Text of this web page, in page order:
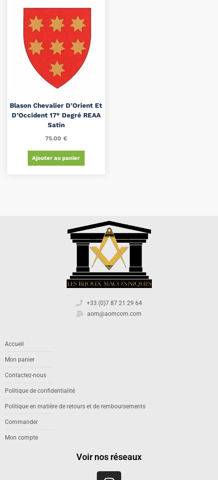
Blason Chevalier D’Orient Et
D’Occident 17° Degré REAA
Satin
75.00 €
Ajouter au panier
+33 (0)7 87 21 29 64
aom@aomcom.com
Accueil
Mon panier
Contactez-nous
Politique de confidentialité
Politique en matière de retours et de remboursements
Commander
Mon compte
Voir nos réseaux